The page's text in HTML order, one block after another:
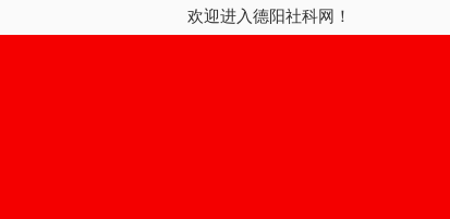
欢迎进入德阳社科网！